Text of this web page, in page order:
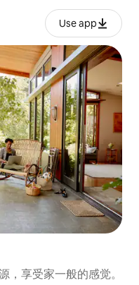
Use app
，享受家一般的感觉。